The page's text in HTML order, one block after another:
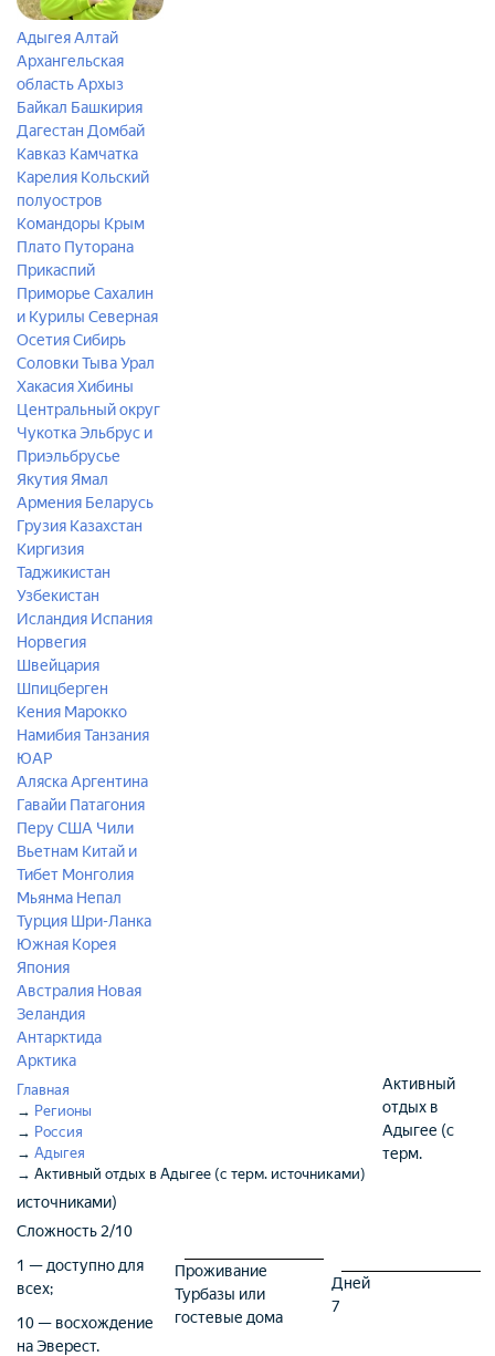
АдыгеяАлтай
Архангельская
областьАрхыз
Байкал Башкирия
Дагестан Домбай
Кавказ Камчатка
Карелия Кольский
полуостров
Командоры Крым
Плато Путорана
Прикаспий
Приморье Сахалин
и Курилы Северная
ОсетияСибирь
СоловкиТываУрал
ХакасияХибины
Центральный округ
ЧукоткаЭльбрус и
Приэльбрусье
Якутия Ямал
Армения Беларусь
Грузия Казахстан
Киргизия
Таджикистан
Узбекистан
Исландия Испания
Норвегия
Швейцария
Шпицберген
Кения Марокко
НамибияТанзания
ЮАР
АляскаАргентина
Гавайи Патагония
Перу США Чили
Вьетнам Китай и
Тибет Монголия
Мьянма Непал
Турция Шри-Ланка
Южная Корея
Япония
Австралия Новая
Зеландия
Антарктида
Арктика
Главная
→ Регионы
→ Россия
→ Адыгея
→ Активный отдых в Адыгее (с терм. источниками)
Активный
отдых в
Адыгее (с
терм.
источниками)
Сложность 2/10
1 — доступно для
всех;
10 — восхождение
на Эверест.
Проживание
Турбазы или
гостевые дома
Дней
7